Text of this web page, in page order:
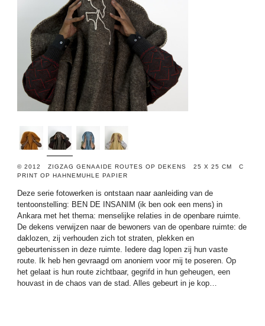
© 2012 ZIGZAG GENAAIDE ROUTES OP DEKENS 25 X 25 CM C
PRINT OP HAHNEMUHLE PAPIER
Deze serie fotowerken is ontstaan naar aanleiding van de
tentoonstelling: BEN DE INSANIM (ik ben ook een mens) in
Ankara met het thema: menselijke relaties in de openbare ruimte.
De dekens verwijzen naar de bewoners van de openbare ruimte: de
daklozen, zij verhouden zich tot straten, plekken en
gebeurtenissen in deze ruimte. Iedere dag lopen zij hun vaste
route. Ik heb hen gevraagd om anoniem voor mij te poseren. Op
het gelaat is hun route zichtbaar, gegrifd in hun geheugen, een
houvast in de chaos van de stad. Alles gebeurt in je kop…